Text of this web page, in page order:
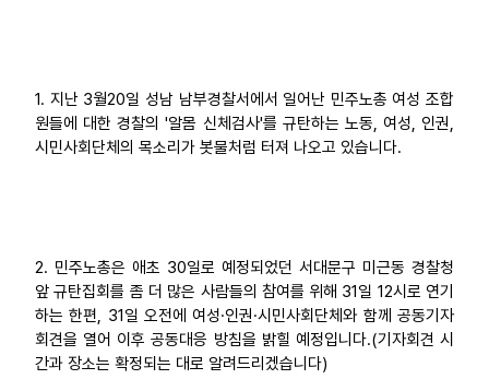
1. 지난 3월20일 성남 남부경찰서에서 일어난 민주노총 여성 조합
원들에 대한 경찰의 '알몸 신체검사'를 규탄하는 노동, 여성, 인권,
시민사회단체의 목소리가 봇물처럼 터져 나오고 있습니다.
2. 민주노총은 애초 30일로 예정되었던 서대문구 미근동 경찰청
앞 규탄집회를 좀 더 많은 사람들의 참여를 위해 31일 12시로 연기
하는 한편, 31일 오전에 여성·인권·시민사회단체와 함께 공동기자
회견을 열어 이후 공동대응 방침을 밝힐 예정입니다.(기자회견 시
간과 장소는 확정되는 대로 알려드리겠습니다)